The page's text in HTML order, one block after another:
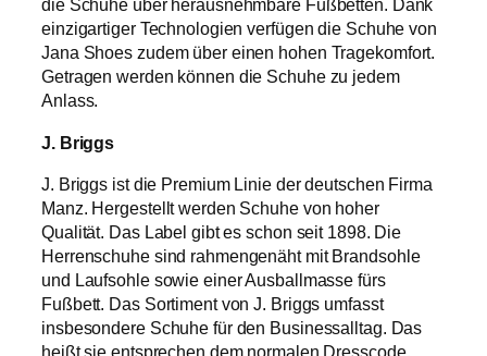
die Schuhe über herausnehmbare Fußbetten. Dank
einzigartiger Technologien verfügen die Schuhe von
Jana Shoes zudem über einen hohen Tragekomfort.
Getragen werden können die Schuhe zu jedem
Anlass.
J. Briggs
J. Briggs ist die Premium Linie der deutschen Firma
Manz. Hergestellt werden Schuhe von hoher
Qualität. Das Label gibt es schon seit 1898. Die
Herrenschuhe sind rahmengenäht mit Brandsohle
und Laufsohle sowie einer Ausballmasse fürs
Fußbett. Das Sortiment von J. Briggs umfasst
insbesondere Schuhe für den Businessalltag. Das
heißt sie entsprechen dem normalen Dresscode.